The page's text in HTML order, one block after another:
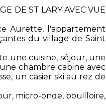
DE ST LARY AVEC VUE
Aurette, l'appartement
du village de Saint
une cuisine, séjour, une
chambre cabine avec
un casier ski au rez de
micro-onde, bouilloire,